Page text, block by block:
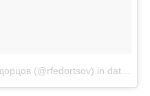
(@rfedortsov) in data: